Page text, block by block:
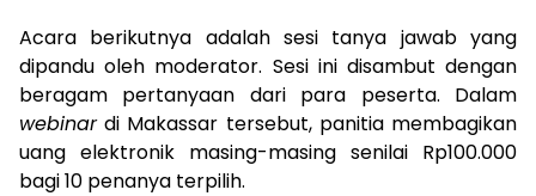
Acara berikutnya adalah sesi tanya jawab yang
dipandu oleh moderator. Sesi ini disambut dengan
beragam pertanyaan dari para peserta. Dalam
webinardi Makassar tersebut, panitia membagikan
uang elektronik masing-masing senilai Rp100.000
bagi 10 penanya terpilih.